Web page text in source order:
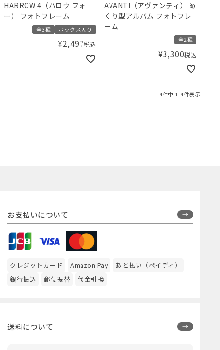
HARROW 4（ハロウ フォ
ー） フォトフレーム
全3種 ボックス入り
¥2,497税込
AVANTI（アヴァンティ） め
くり型アルバム フォトフレ
ーム
全2種
¥3,300税込
4件中 1-4件表示
お支払いについて
クレジットカード Amazon Pay
あと払い（ペイディ）
銀行振込
郵便振替 代金引換
送料について